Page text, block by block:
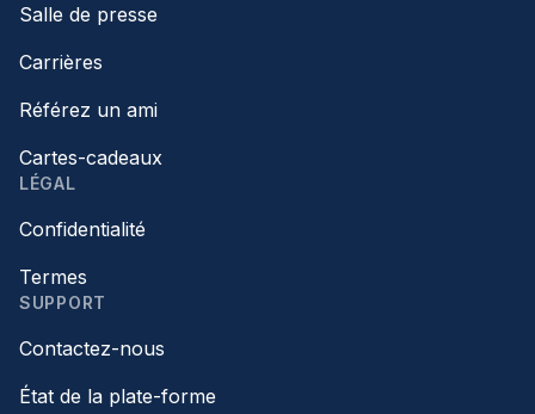
Salle de presse
Carrières
Référez un ami
Cartes-cadeaux
LÉGAL
Confidentialité
Termes
SUPPORT
Contactez-nous
État de la plate-forme